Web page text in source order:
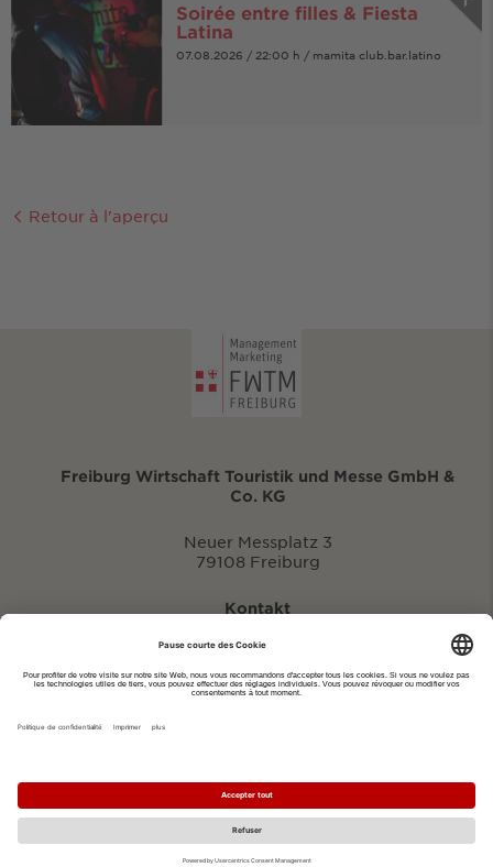
Soirée entre filles & Fiesta
Latina
07.08.2026 / 22:00 h / mamita club.bar.latino
Retour à l'aperçu
Freiburg Wirtschaft Touristik und Messe GmbH &
Co. KG
Neuer Messplatz 3
79108 Freiburg
Kontakt
eventportal@fwtm.de
Imprimer